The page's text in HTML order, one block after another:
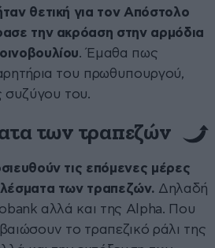
θετική για τον Απόστολο
την ακρόαση στην αρμόδια
. Έμαθα πως
του πρωθυπουργού,
συζύγου του.
των τραπεζών
τις επόμενες μέρες
των τραπεζών. Δηλαδή
αλλά και της Alpha. Που
το τραπεζικό ράλι της